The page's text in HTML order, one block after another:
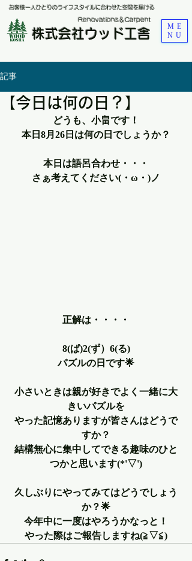
お客様一人ひとりのライフスタイルに合わせた空間を届ける
株式会社ウッド工舎
​Renovations＆Carpent
ME
NU
記事
【今日は何の日？】
どうも、小畠です！
本日8月26日は何の日でしょうか？
本日は語呂合わせ・・・
さぁ考えてください(・ω・)ノ
正解は・・・・
8(ぱ)2(ず）6(る)
パズルの日です🌟
小さいときは親が好きでよく一緒に大
きいパズルを
やった記憶ありますが皆さんはどうで
すか？
結構無心に集中してできる趣味のひと
つかと思います(*'▽')
久しぶりにやってみてはどうでしょう
か？🌟
今年中に一度はやろうかなっと！
やった際はご報告しますね(≧▽≦)